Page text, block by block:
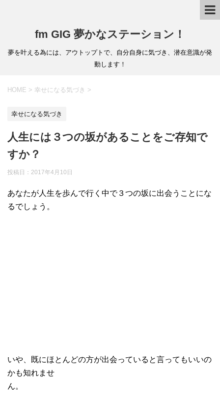
fm GIG 夢かなステーション！
夢を叶える為には、アウトップトで、自分自身に気づき、潜在意識が発
動します！
HOME > 幸せになる気づき >
幸せになる気づき
人生には３つの坂があることをご存知で
すか？
投稿日： 2017年4月10日
あなたが人生を歩んで行く中で３つの坂に出会うことにな
るでしょう。
いや、既にほとんどの方が出会っていると言ってもいいの
かも知れませ
ん。